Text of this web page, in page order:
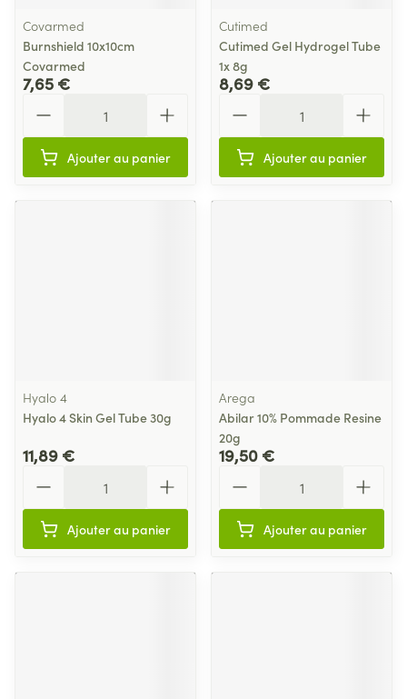
Covarmed
Burnshield 10x10cm
Covarmed
7,65 €
Ajouter au panier
Cutimed
Cutimed Gel Hydrogel Tube
1x 8g
8,69 €
Ajouter au panier
Hyalo 4
Hyalo 4 Skin Gel Tube 30g
11,89 €
Ajouter au panier
Arega
Abilar 10% Pommade Resine
20g
19,50 €
Ajouter au panier